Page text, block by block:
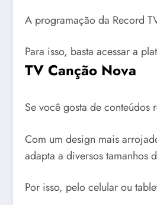
A programação da Record
Para isso, basta acessar a
TV Canção Nova
Se você gosta de
Com um design mais
adapta a diversos tamanhos
Por isso, pelo celular ou